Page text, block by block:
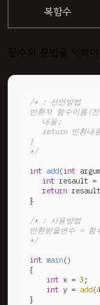
복함수
함수의 문법을 익혀야
/* : 선언방법
반환자 함수이름
   내용;
return 반환내
}
*/
int add(int
int resault =
return
}
/* : 사용방법
반환받을변수 =
*/
int main()
{
int x = 3 ;
int y = add(4
}